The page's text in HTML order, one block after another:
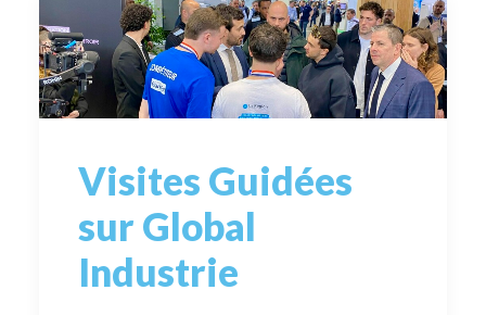
Visites Guidées
sur Global
Industrie